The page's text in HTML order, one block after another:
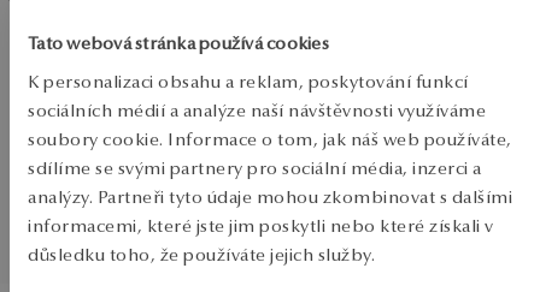
Tato webová stránka používá cookies
K personalizaci obsahu a reklam, poskytování funkcí
sociálních médií a analýze naší návštěvnosti využíváme
soubory cookie. Informace o tom, jak náš web používáte,
sdílíme se svými partnery pro sociální média, inzerci a
analýzy. Partneři tyto údaje mohou zkombinovat s dalšími
informacemi, které jste jim poskytli nebo které získali v
důsledku toho, že používáte jejich služby.
Stříbrné visací náušnice -
SALE
SALE
SALE
DO -50%
Zobrazit produkty